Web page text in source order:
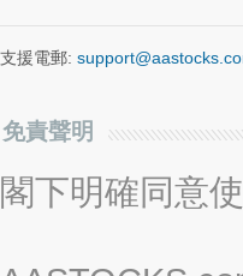
支援電郵:
免責聲明
閣下明確同意